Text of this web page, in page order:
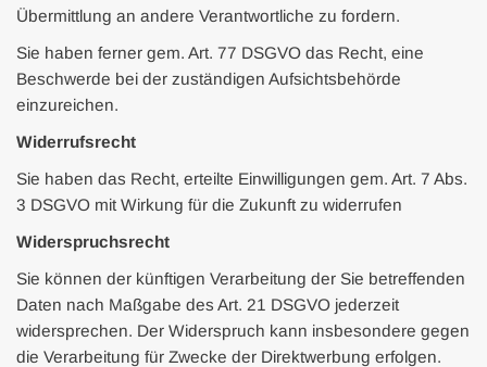
Übermittlung an andere Verantwortliche zu fordern.
Sie haben ferner gem. Art. 77 DSGVO das Recht, eine
Beschwerde bei der zuständigen Aufsichtsbehörde
einzureichen.
Widerrufsrecht
Sie haben das Recht, erteilte Einwilligungen gem. Art. 7 Abs.
3 DSGVO mit Wirkung für die Zukunft zu widerrufen
Widerspruchsrecht
Sie können der künftigen Verarbeitung der Sie betreffenden
Daten nach Maßgabe des Art. 21 DSGVO jederzeit
widersprechen. Der Widerspruch kann insbesondere gegen
die Verarbeitung für Zwecke der Direktwerbung erfolgen.